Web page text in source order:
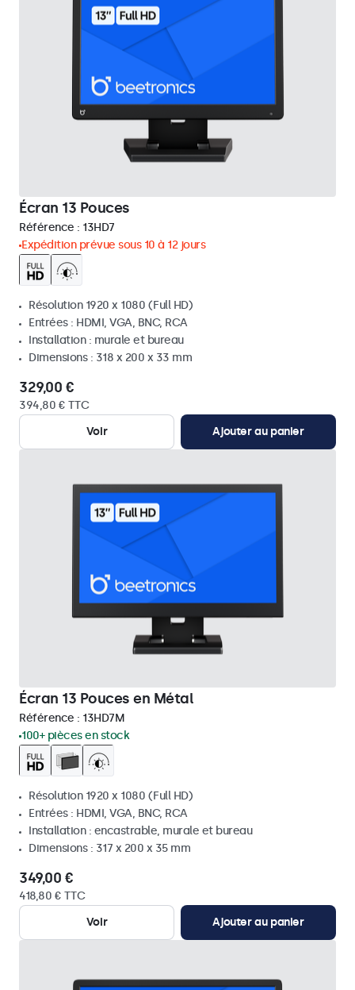
Écran 13 Pouces
Référence : 13HD7
Expédition prévue sous 10 à 12 jours
Résolution 1920 x 1080 (Full HD)
Entrées : HDMI, VGA, BNC, RCA
Installation : murale et bureau
Dimensions : 318 x 200 x 33 mm
329,00 €
394,80 € TTC
Voir
Ajouter au panier
Écran 13 Pouces en Métal
Référence : 13HD7M
100+ pièces en stock
Résolution 1920 x 1080 (Full HD)
Entrées : HDMI, VGA, BNC, RCA
Installation : encastrable, murale et bureau
Dimensions : 317 x 200 x 35 mm
349,00 €
418,80 € TTC
Voir
Ajouter au panier